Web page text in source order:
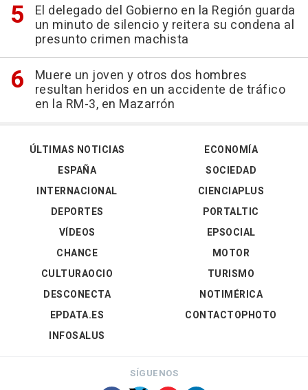
El delegado del Gobierno en la Región guarda
un minuto de silencio y reitera su condena al
presunto crimen machista
Muere un joven y otros dos hombres
resultan heridos en un accidente de tráfico
en la RM-3, en Mazarrón
ÚLTIMAS NOTICIAS
ESPAÑA
INTERNACIONAL
DEPORTES
VÍDEOS
ECONOMÍA
SOCIEDAD
CIENCIAPLUS
PORTALTIC
EPSOCIAL
CHANCE
CULTURAOCIO
DESCONECTA
EPDATA.ES
INFOSALUS
MOTOR
TURISMO
NOTIMÉRICA
CONTACTOPHOTO
SÍGUENOS